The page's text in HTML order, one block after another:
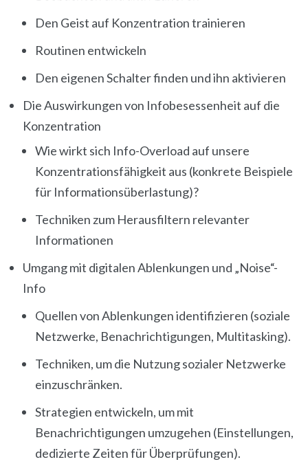
Den Geist auf Konzentration trainieren
Routinen entwickeln
Den eigenen Schalter finden und ihn aktivieren
Die Auswirkungen von Infobesessenheit auf die
Konzentration
Wie wirkt sich Info-Overload auf unsere
Konzentrationsfähigkeit aus (konkrete Beispiele
für Informationsüberlastung)?
Techniken zum Herausfiltern relevanter
Informationen
Umgang mit digitalen Ablenkungen und „Noise“-
Info
Quellen von Ablenkungen identifizieren (soziale
Netzwerke, Benachrichtigungen, Multitasking).
Techniken, um die Nutzung sozialer Netzwerke
einzuschränken.
Strategien entwickeln, um mit
Benachrichtigungen umzugehen (Einstellungen,
dedizierte Zeiten für Überprüfungen).